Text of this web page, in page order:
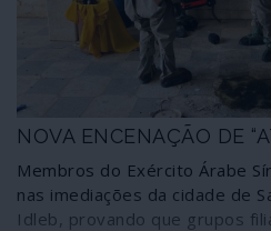
NOVA ENCENAÇÃO DE
Membros do Exército Árabe
nas imediações da cidade de
Idleb, provando que grupos